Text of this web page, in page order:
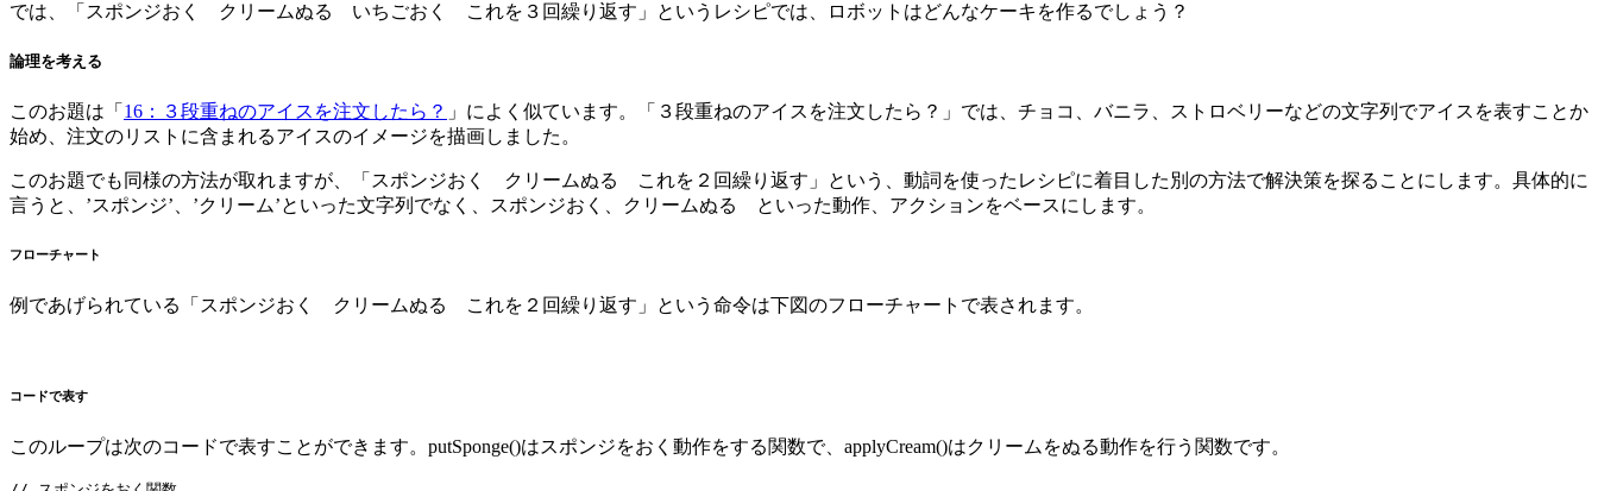
では、「スポンジおく クリームぬる いちごおく これを３回繰り返す」というレシピでは、ロボットはどんなケーキを作るでしょう？
論理を考える
このお題は「 16：３段重ねのアイスを注文したら？ 」によく似ています。「３段重ねのアイスを注文したら？」では、チョコ、バニラ、ストロベリーなどの文字列でアイスを表すことか
始め、注文のリストに含まれるアイスのイメージを描画しました。
このお題でも同様の方法が取れますが、「スポンジおく クリームぬる これを２回繰り返す」という、動詞を使ったレシピに着目した別の方法で解決策を探ることにします。具体的に
言うと、’スポンジ’、’クリーム’といった文字列でなく、スポンジおく、クリームぬる といった動作、アクションをベースにします。
フローチャート
例であげられている「スポンジおく クリームぬる これを２回繰り返す」という命令は下図のフローチャートで表されます。
コードで表す
このループは次のコードで表すことができます。putSponge()はスポンジをおく動作をする関数で、applyCream()はクリームをぬる動作を行う関数です。